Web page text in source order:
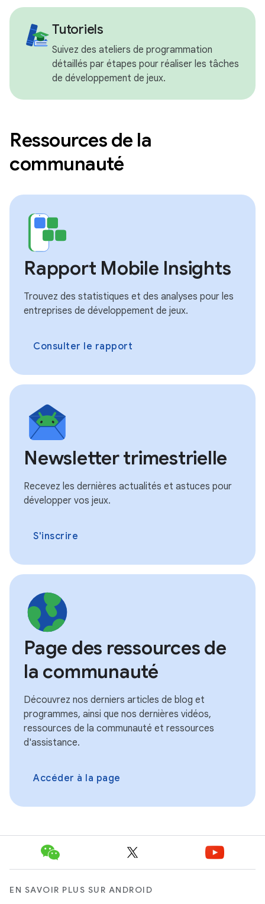
Tutoriels
Suivez des ateliers de programmation
détaillés par étapes pour réaliser les tâches
de développement de jeux.
Ressources de la
communauté
Rapport Mobile Insights
Trouvez des statistiques et des analyses pour les
entreprises de développement de jeux.
Consulter le rapport
Newsletter trimestrielle
Recevez les dernières actualités et astuces pour
développer vos jeux.
S'inscrire
Page des ressources de
la communauté
Découvrez nos derniers articles de blog et
programmes, ainsi que nos dernières vidéos,
ressources de la communauté et ressources
d'assistance.
Accéder à la page
EN SAVOIR PLUS SUR ANDROID